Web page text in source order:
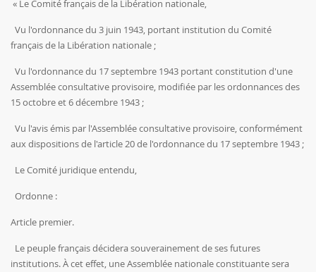
« Le Comité français de la Libération nationale,
Vu l'ordonnance du 3 juin 1943, portant institution du Comité
français de la Libération nationale ;
Vu l'ordonnance du 17 septembre 1943 portant constitution d'une
Assemblée consultative provisoire, modifiée par les ordonnances des
15 octobre et 6 décembre 1943 ;
Vu l'avis émis par l'Assemblée consultative provisoire, conformément
aux dispositions de l'article 20 de l'ordonnance du 17 septembre 1943 ;
Le Comité juridique entendu,
Ordonne :
Article premier.
Le peuple français décidera souverainement de ses futures
institutions. À cet effet, une Assemblée nationale constituante sera